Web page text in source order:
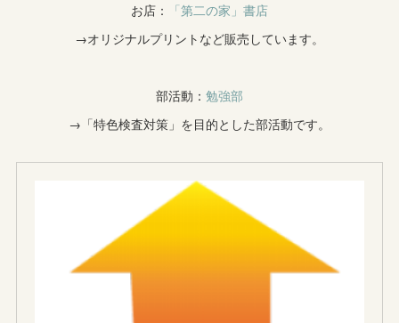
お店：
「第二の家」書店
→オリジナルプリントなど販売しています。
部活動： 勉強部
→「特色検査対策」を目的とした部活動です。